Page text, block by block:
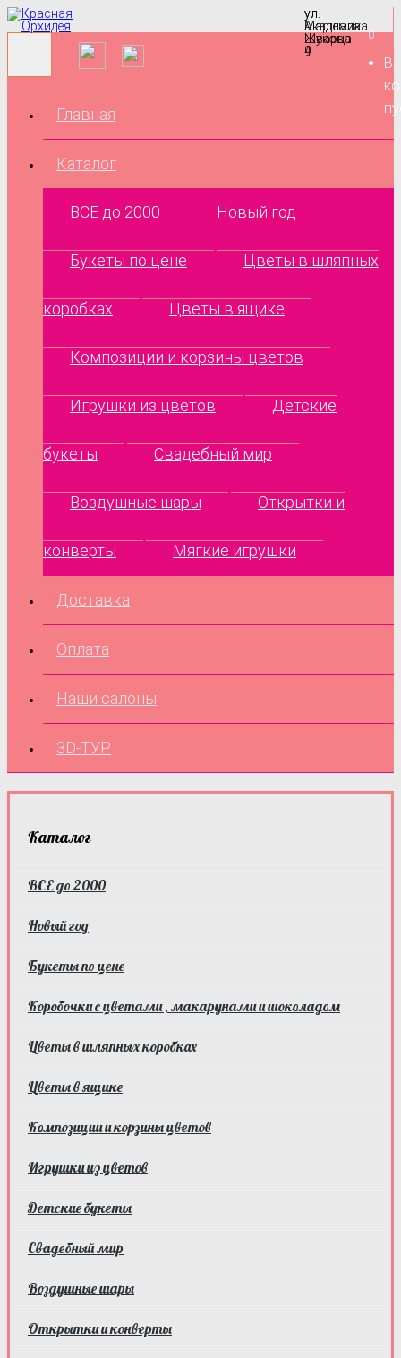
ул.
Маршала
Жукова
9
ул.
Академика
Шварца
4
0
В
Главная
Каталог
ВСЕ до 2000 Новый год
Букеты по цене Цветы в шляпных
коробках Цветы в ящике
Композиции и корзины цветов
Игрушки из цветов Детские
букеты Свадебный мир
Воздушные шары Открытки и
конверты Мягкие игрушки
Доставка
Оплата
Наши салоны
3D-ТУР
Каталог
ВСЕ до 2000
Новый год
Букеты по цене
Коробочки с цветами , макарунами и шоколадом
Цветы в шляпных коробках
Цветы в ящике
Композиции и корзины цветов
Игрушки из цветов
Детские букеты
Свадебный мир
Воздушные шары
Открытки и конверты